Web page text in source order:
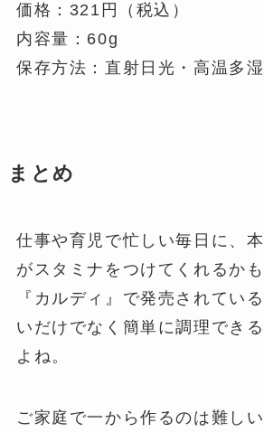
価格：321円（税込）
内容量：60g
保存方法：直射日光・高温多
まとめ
仕事や育児で忙しい毎日に、
がスタミナをつけてくれるかも
『カルディ』で発売されてい
いだけでなく簡単に調理でき
よね。
ご家庭で一から作るのは難し